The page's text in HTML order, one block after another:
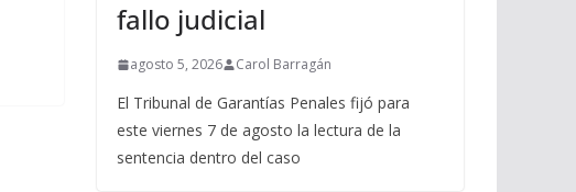
fallo judicial
agosto 5, 2026 Carol Barragán
El Tribunal de Garantías Penales fijó para
este viernes 7 de agosto la lectura de la
sentencia dentro del caso